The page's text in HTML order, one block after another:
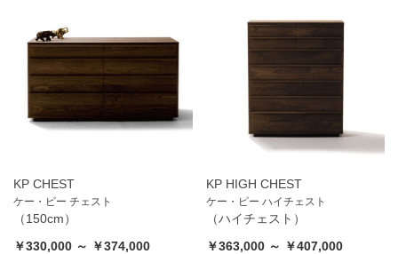
KP CHEST
ケー・ピー チェスト
（150cm）
￥330,000 ～ ￥374,000
KP HIGH CHEST
ケー・ピー ハイチェスト
（ハイチェスト）
￥363,000 ～ ￥407,000